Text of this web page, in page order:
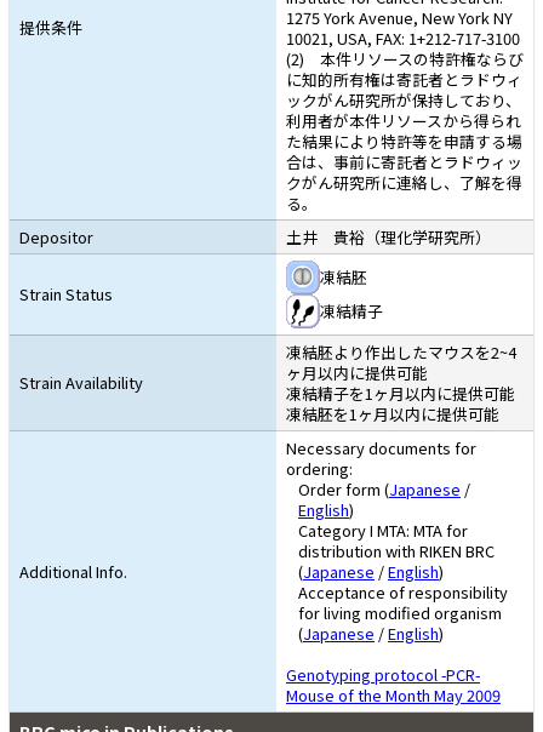
提供条件
1275 York Avenue, New York NY
10021, USA, FAX: 1+212-717-3100
(2) 本件リソースの特許権ならび
に知的所有権は寄託者とラドウィ
ックがん研究所が保持しており、
利用者が本件リソースから得られ
た結果により特許等を申請する場
合は、事前に寄託者とラドウィッ
クがん研究所に連絡し、了解を得
る。
Depositor
土井 貴裕（理化学研究所）
Strain Status
凍結胚
凍結精子
Strain Availability
凍結胚より作出したマウスを2~4
ヶ月以内に提供可能
凍結精子を1ヶ月以内に提供可能
凍結胚を1ヶ月以内に提供可能
Additional Info.
Necessary documents for
ordering:
Order form (Japanese /
English)
Category I MTA: MTA for
distribution with RIKEN BRC
(Japanese /English)
Acceptance of responsibility
for living modified organism
(Japanese /English)
Genotyping protocol -PCR-
Mouse of the Month May 2009